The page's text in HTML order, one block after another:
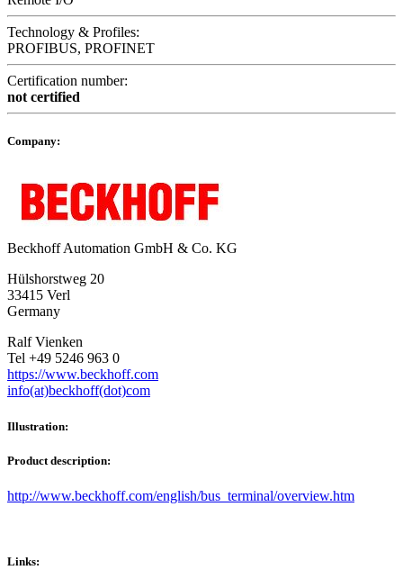
Technology & Profiles:
PROFIBUS, PROFINET
Certification number:
not certified
Company:
Beckhoff Automation GmbH & Co. KG
Hülshorstweg 20
33415 Verl
Germany
Ralf Vienken
Tel +49 5246 963 0
https://www.beckhoff.com
info(at)beckhoff(dot)com
Illustration:
Product description:
http://www.beckhoff.com/english/bus_terminal/overview.htm
Links: